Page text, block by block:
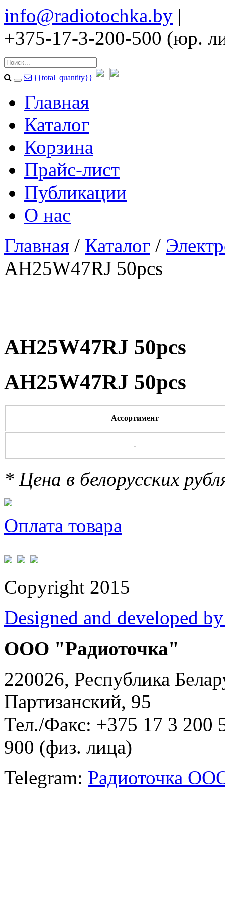
info@radiotochka.by |
+375-17-3-200-500 (юр.
{{total_quantity}}
Главная
Каталог
Корзина
Прайс-лист
Публикации
О нас
Главная / Каталог /
AH25W47RJ 50pcs
AH25W47RJ 50pcs
AH25W47RJ 50pcs
Ассортимент
-
* Цена в белорусских
Оплата товара
Copyright 2015
Designed and developed
ООО "Радиоточка"
220026, Республика
Партизанский, 95
Тел./Факс: +375 17 3
900 (физ. лица)
Telegram: Радиоточка